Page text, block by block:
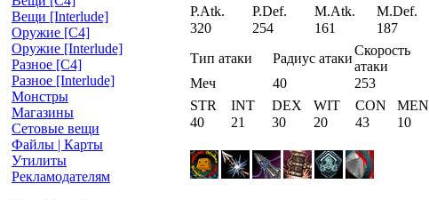
Вещи [Interlude]
Оружие [С4]
Оружие [Interlude]
Разное [C4]
Разное [Interlude]
Монстры
Магазины
Сетовые вещи
Файлы | Карты
Утилиты
Рекламодателям
P.Atk.
P.Def. M.Atk.
M.Def.
320
254 161
187
Тип атаки
Радиус атаки
Скорость
атаки
Меч
40
253
STR
INT DEX WIT CON
MEN
40
21 30 20 43 10